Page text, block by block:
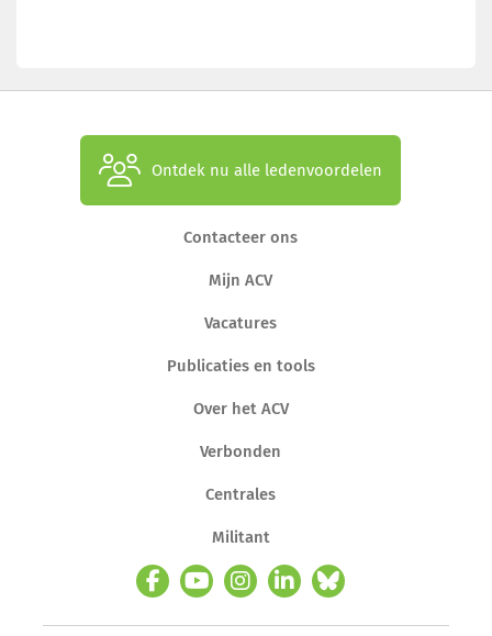
Ontdek nu alle ledenvoordelen
Contacteer ons
Mijn ACV
Vacatures
Publicaties en tools
Over het ACV
Verbonden
Centrales
Militant